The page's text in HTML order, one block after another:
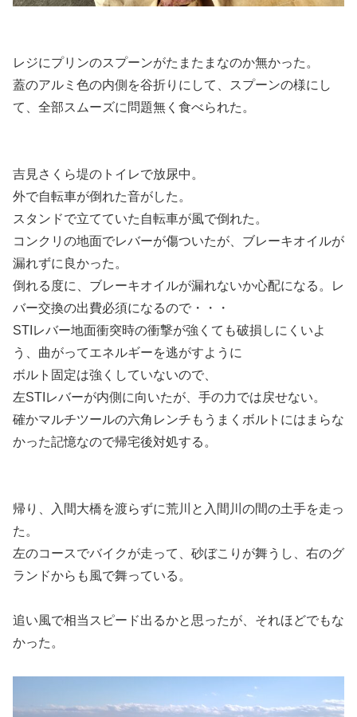
レジにプリンのスプーンがたまたまなのか無かった。
蓋のアルミ色の内側を谷折りにして、スプーンの様にし
て、全部スムーズに問題無く食べられた。
吉見さくら堤のトイレで放尿中。
外で自転車が倒れた音がした。
スタンドで立てていた自転車が風で倒れた。
コンクリの地面でレバーが傷ついたが、ブレーキオイルが
漏れずに良かった。
倒れる度に、ブレーキオイルが漏れないか心配になる。レ
バー交換の出費必須になるので・・・
STIレバー地面衝突時の衝撃が強くても破損しにくいよ
う、曲がってエネルギーを逃がすように
ボルト固定は強くしていないので、
左STIレバーが内側に向いたが、手の力では戻せない。
確かマルチツールの六角レンチもうまくボルトにはまらな
かった記憶なので帰宅後対処する。
帰り、入間大橋を渡らずに荒川と入間川の間の土手を走っ
た。
左のコースでバイクが走って、砂ぼこりが舞うし、右のグ
ランドからも風で舞っている。
追い風で相当スピード出るかと思ったが、それほどでもな
かった。